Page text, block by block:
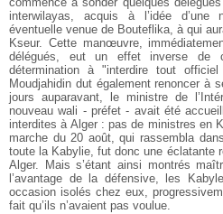
interwilayas, acquis à l’idée d’une
éventuelle venue de Bouteflika, à qui
Kseur. Cette manœuvre,
délégués, eut un effet inverse de
détermination à "interdire tout
Moudjahidin dut également renoncer à
jours auparavant, le ministre de
nouveau wali - préfet - avait été
interdites à Alger : pas de ministres en
marche du 20 août, qui rassembla
toute la Kabylie, fut donc une éclatante
Alger. Mais s’étant ainsi montrés
l’avantage de la défensive, les
occasion isolés chez eux,
fait qu’ils n’avaient pas voulue.